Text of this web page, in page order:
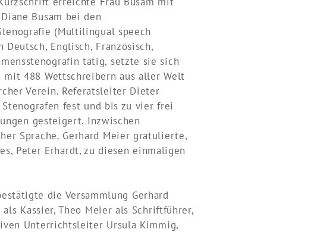
Busam bei den
(Multilingual speech
Englisch, Französisch,
tätig, setzte sie sich
mit 488 Wettschreibern aus aller Welt
Verein. Referatsleiter Dieter
fest und bis zu vier frei
gesteigert. Inzwischen
Sprache. Gerhard Meier gratulierte,
Peter Erhardt, zu diesen einmaligen
die Versammlung Gerhard
Kassier, Theo Meier als Schriftführer,
Unterrichtsleiter Ursula Kimmig,